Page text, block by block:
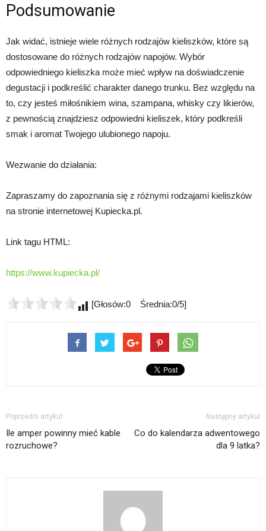
Podsumowanie
Jak widać, istnieje wiele różnych rodzajów kieliszków, które są
dostosowane do różnych rodzajów napojów. Wybór
odpowiedniego kieliszka może mieć wpływ na doświadczenie
degustacji i podkreślić charakter danego trunku. Bez względu na
to, czy jesteś miłośnikiem wina, szampana, whisky czy likierów,
z pewnością znajdziesz odpowiedni kieliszek, który podkreśli
smak i aromat Twojego ulubionego napoju.
Wezwanie do działania:
Zapraszamy do zapoznania się z różnymi rodzajami kieliszków
na stronie internetowej Kupiecka.pl.
Link tagu HTML:
https://www.kupiecka.pl/
[Głosów:0 Średnia:0/5]
Poprzedni artykuł
Ile amper powinny mieć kable
rozruchowe?
Następny artykuł
Co do kalendarza adwentowego
dla 9 latka?